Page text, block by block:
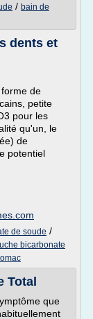
/ bain de
dents et
de
petite
pour les
qu'un, le
de
potentiel
de soude /
bicarbonate
Total
que